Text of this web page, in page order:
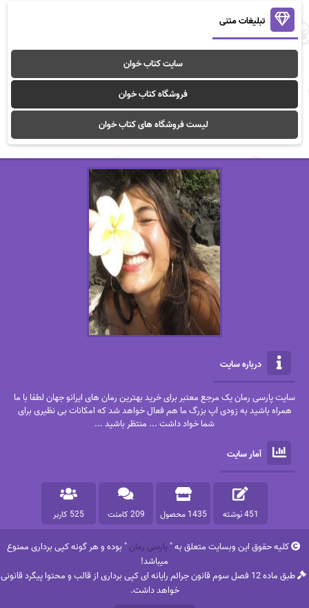
تبلیغات متنی
سایت کتاب خوان
فروشگاه کتاب خوان
لیست فروشگاه های کتاب خوان
درباره سایت
سایت پارسی رمان یک مرجع معتبر برای خرید بهترین رمان های ایرانو جهان لطفا با ما
همراه باشید به زودی اپ بزرگ ما هم فعال خواهد شد که امکانات بی نظیری برای
شما خواد داشت ... منتظر باشید ...
آمار سایت
451 نوشته 1435 محصول 209 کامنت 525 کاربر
کلیه حقوق این وبسایت متعلق به "پارسی رمان" بوده و هر گونه کپی برداری ممنوع
میباشد!
طبق ماده 12 فصل سوم قانون جرائم رایانه ای کپی برداری از قالب و محتوا پیگرد قانونی
خواهد داشت.